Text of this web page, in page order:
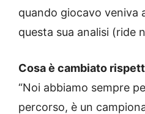
quando giocavo veniva
questa sua analisi (ride
Cosa è cambiato
“Noi abbiamo sempre
percorso, è un